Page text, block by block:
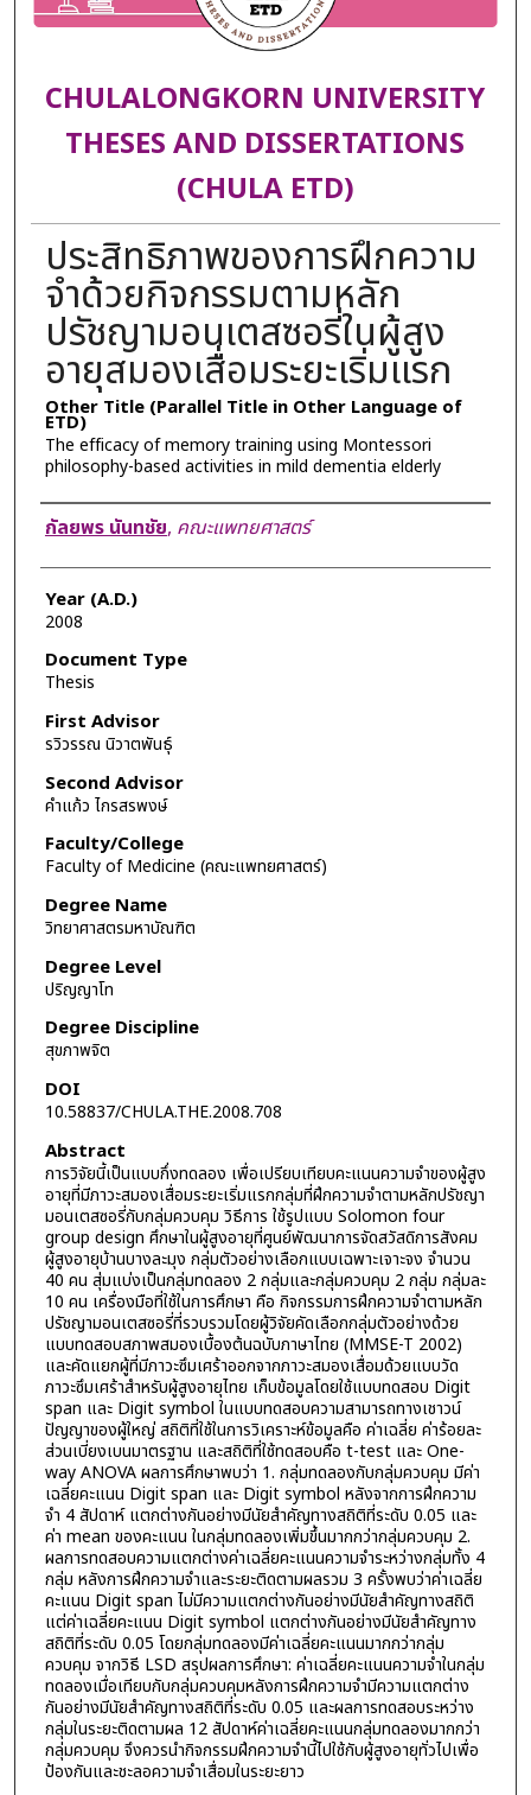
CHULALONGKORN UNIVERSITY
THESES AND DISSERTATIONS
(CHULA ETD)
ประสิทธิภาพของการฝึกความ
จำด้วยกิจกรรมตามหลัก
ปรัชญามอนเตสซอรี่ในผู้สูง
อายุสมองเสื่อมระยะเริ่มแรก
Other Title (Parallel Title in Other Language of
ETD)
The efficacy of memory training using Montessori
philosophy-based activities in mild dementia elderly
Author
กัลยพร นันทชัย, คณะแพทยศาสตร์
Year (A.D.)
2008
Document Type
Thesis
First Advisor
รวิวรรณ นิวาตพันธุ์
Second Advisor
คำแก้ว ไกรสรพงษ์
Faculty/College
Faculty of Medicine (คณะแพทยศาสตร์)
Degree Name
วิทยาศาสตรมหาบัณฑิต
Degree Level
ปริญญาโท
Degree Discipline
สุขภาพจิต
DOI
10.58837/CHULA.THE.2008.708
Abstract
การวิจัยนี้เป็นแบบกึ่งทดลอง เพื่อเปรียบเทียบคะแนนความจำของผู้สูง
อายุที่มีภาวะสมองเสื่อมระยะเริ่มแรกกลุ่มที่ฝึกความจำตามหลักปรัชญา
มอนเตสซอรี่กับกลุ่มควบคุม วิธีการ ใช้รูปแบบ Solomon four
group design ศึกษาในผู้สูงอายุที่ศูนย์พัฒนาการจัดสวัสดิการสังคม
ผู้สูงอายุบ้านบางละมุง กลุ่มตัวอย่างเลือกแบบเฉพาะเจาะจง จำนวน
40 คน สุ่มแบ่งเป็นกลุ่มทดลอง 2 กลุ่มและกลุ่มควบคุม 2 กลุ่ม กลุ่มละ
10 คน เครื่องมือที่ใช้ในการศึกษา คือ กิจกรรมการฝึกความจำตามหลัก
ปรัชญามอนเตสซอรี่ที่รวบรวมโดยผู้วิจัยคัดเลือกกลุ่มตัวอย่างด้วย
แบบทดสอบสภาพสมองเบื้องต้นฉบับภาษาไทย (MMSE-T 2002)
และคัดแยกผู้ที่มีภาวะซึมเศร้าออกจากภาวะสมองเสื่อมด้วยแบบวัด
ภาวะซึมเศร้าสำหรับผู้สูงอายุไทย เก็บข้อมูลโดยใช้แบบทดสอบ Digit
span และ Digit symbol ในแบบทดสอบความสามารถทางเชาวน์
ปัญญาของผู้ใหญ่ สถิติที่ใช้ในการวิเคราะห์ข้อมูลคือ ค่าเฉลี่ย ค่าร้อยละ
ส่วนเบี่ยงเบนมาตรฐาน และสถิติที่ใช้ทดสอบคือ t-test และ One-
way ANOVA ผลการศึกษาพบว่า 1. กลุ่มทดลองกับกลุ่มควบคุม มีค่า
เฉลี่ยคะแนน Digit span และ Digit symbol หลังจากการฝึกความ
จำ 4 สัปดาห์ แตกต่างกันอย่างมีนัยสำคัญทางสถิติที่ระดับ 0.05 และ
ค่า mean ของคะแนน ในกลุ่มทดลองเพิ่มขึ้นมากกว่ากลุ่มควบคุม 2.
ผลการทดสอบความแตกต่างค่าเฉลี่ยคะแนนความจำระหว่างกลุ่มทั้ง 4
กลุ่ม หลังการฝึกความจำและระยะติดตามผลรวม 3 ครั้งพบว่าค่าเฉลี่ย
คะแนน Digit span ไม่มีความแตกต่างกันอย่างมีนัยสำคัญทางสถิติ
แต่ค่าเฉลี่ยคะแนน Digit symbol แตกต่างกันอย่างมีนัยสำคัญทาง
สถิติที่ระดับ 0.05 โดยกลุ่มทดลองมีค่าเฉลี่ยคะแนนมากกว่ากลุ่ม
ควบคุม จากวิธี LSD สรุปผลการศึกษา: ค่าเฉลี่ยคะแนนความจำในกลุ่ม
ทดลองเมื่อเทียบกับกลุ่มควบคุมหลังการฝึกความจำมีความแตกต่าง
กันอย่างมีนัยสำคัญทางสถิติที่ระดับ 0.05 และผลการทดสอบระหว่าง
กลุ่มในระยะติดตามผล 12 สัปดาห์ค่าเฉลี่ยคะแนนกลุ่มทดลองมากกว่า
กลุ่มควบคุม จึงควรนำกิจกรรมฝึกความจำนี้ไปใช้กับผู้สูงอายุทั่วไปเพื่อ
ป้องกันและชะลอความจำเสื่อมในระยะยาว